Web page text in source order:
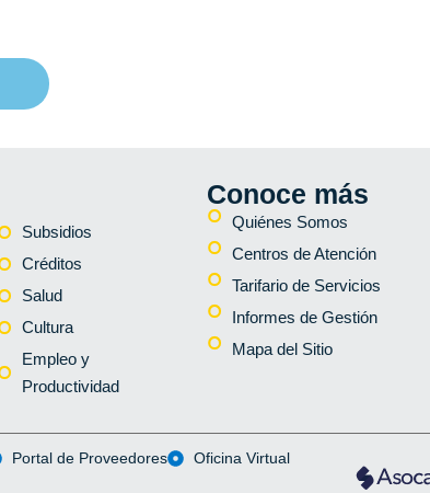
Subsidios
Créditos
Salud
Cultura
Empleo y
Productividad
Conoce más
Quiénes Somos
Centros de Atención
Tarifario de Servicios
Informes de Gestión
Mapa del Sitio
Portal de Proveedores Oficina Virtual